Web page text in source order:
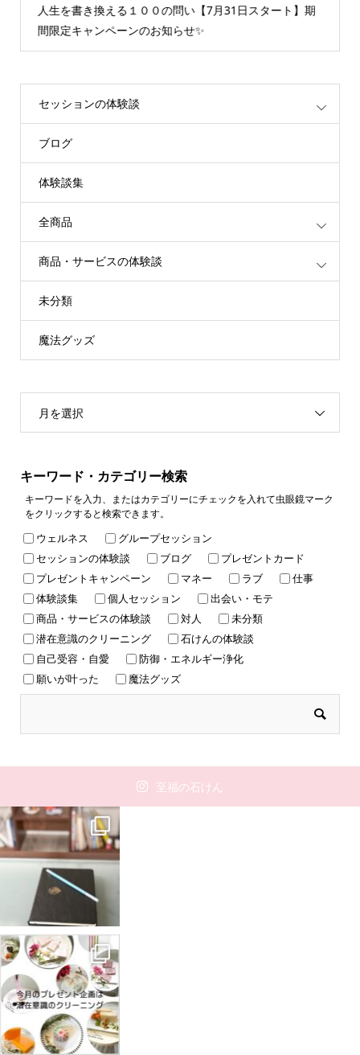
情報空間を書き換えるグループセッション☆聞くたびに
重たいエネルギーが解放されます
セッションの体験談
ブログ
体験談集
全商品
商品・サービスの体験談
未分類
魔法グッズ
月を選択
キーワード・カテゴリー検索
キーワードを入力、またはカテゴリーにチェックを入れて虫眼鏡マーク
をクリックすると検索できます。
ウェルネス
グループセッション
セッションの体験談
ブログ
プレゼントカード
プレゼントキャンペーン
マネー ラブ
仕事
体験談集
個人セッション
出会い・モテ
商品・サービスの体験談
対人
未分類
潜在意識のクリーニング
石けんの体験談
自己受容・自愛
防御・エネルギー浄化
願いが叶った
魔法グッズ
至福の石けん